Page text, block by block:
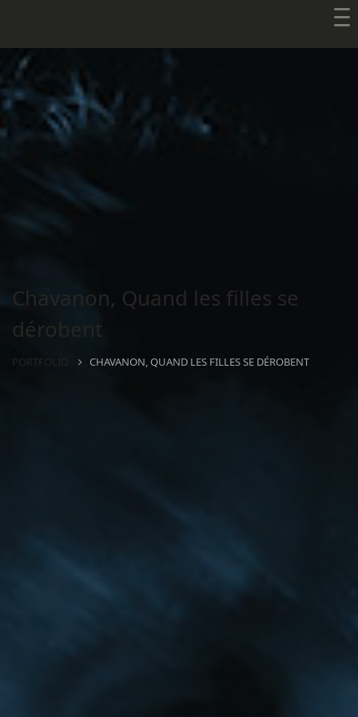
Chavanon, Quand les filles se
dérobent
PORTFOLIO CHAVANON, QUAND LES FILLES SE DÉROBENT